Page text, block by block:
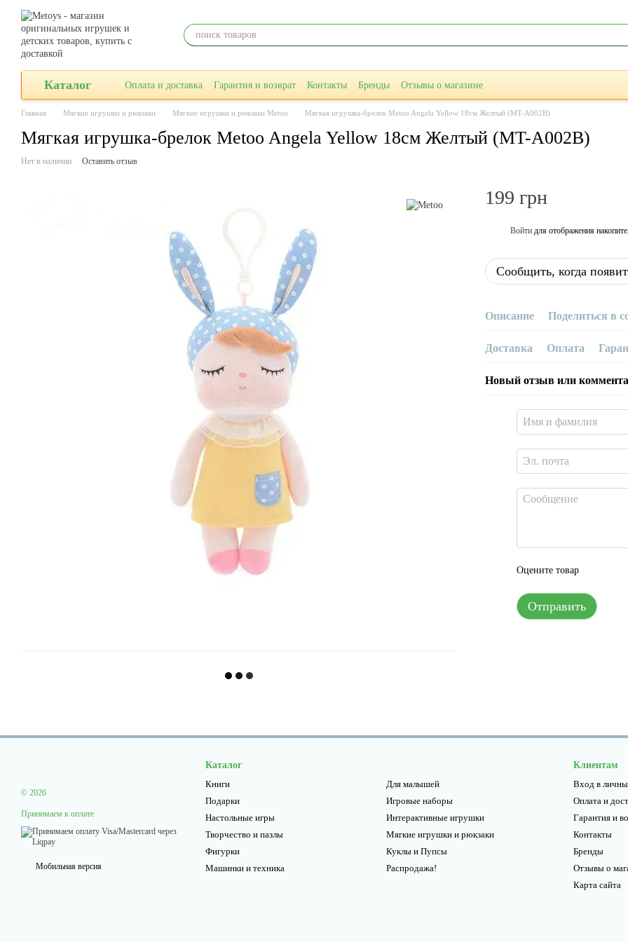
Перейти к основному контенту
Каталог Оплата и доставка Гарантия и возврат Контакты Бренды Отзывы о магазине
Главная Мягкие игрушки и рюкзаки Мягкие игрушки и рюкзаки Metoo Мягкая игрушка-брелок Metoo Angela Yellow 18см Желтый (MT-A002B)
Мягкая игрушка-брелок Metoo Angela Yellow 18см Желтый (MT-A002B)
Нет в наличии Оставить отзыв
199 грн
Войти для отображения
Сообщить, когда
Описание Поделиться в
Доставка Оплата
Новый отзыв или
Оцените товар
Отправить
© 2026
Принимаем к оплате
Мобильная версия
Каталог
Книги
Подарки
Настольные игры
Творчество и пазлы
Фигурки
Машинки и техника
Для малышей
Игровые наборы
Интерактивные игрушки
Мягкие игрушки и рюкзаки
Куклы и Пупсы
Распродажа!
Клиентам
Вход в
Оплата и
Гарантия и
Контакты
Бренды
Отзывы о
Карта сайта